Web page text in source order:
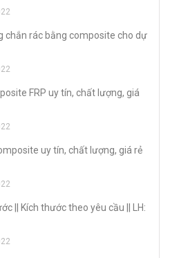
chắn rác bằng composite cho dự
FRP uy tín, chất lượng, giá
uy tín, chất lượng, giá rẻ
|| Kích thước theo yêu cầu || LH: